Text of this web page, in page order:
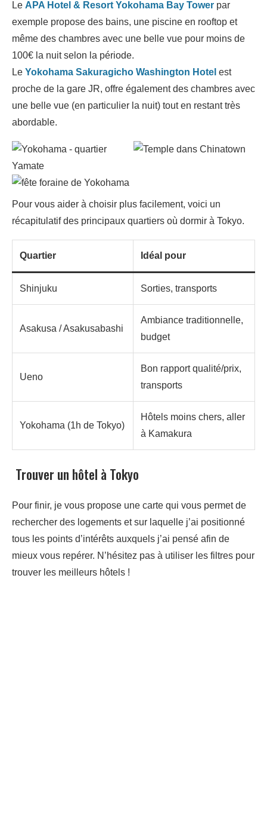
Le APA Hotel & Resort Yokohama Bay Tower par
exemple propose des bains, une piscine en rooftop et
même des chambres avec une belle vue pour moins de
100€ la nuit selon la période.
Le Yokohama Sakuragicho Washington Hotel est
proche de la gare JR, offre également des chambres avec
une belle vue (en particulier la nuit) tout en restant très
abordable.
Pour vous aider à choisir plus facilement, voici un
récapitulatif des principaux quartiers où dormir à Tokyo.
Quartier Idéal pour
Shinjuku Sorties, transports
Asakusa / Asakusabashi
Ambiance traditionnelle,
budget
Ueno
Bon rapport qualité/prix,
transports
Yokohama (1h de Tokyo)
Hôtels moins chers, aller
à Kamakura
Trouver un hôtel à Tokyo
Pour finir, je vous propose une carte qui vous permet de
rechercher des logements et sur laquelle j’ai positionné
tous les points d’intérêts auxquels j’ai pensé afin de
mieux vous repérer. N’hésitez pas à utiliser les filtres pour
trouver les meilleurs hôtels !